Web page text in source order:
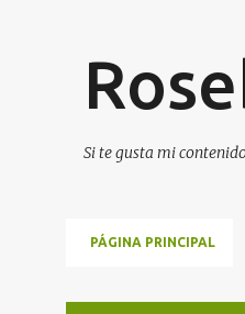
Si te gusta mi
PÁGINA PRINCIPAL